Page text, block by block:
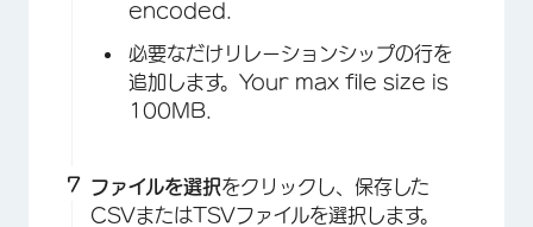
encoded.
必要なだけリレーションシップの行を
追加します。Your max file size is
100MB.
ファイルを選択をクリックし、保存した
CSVまたはTSVファイルを選択します。